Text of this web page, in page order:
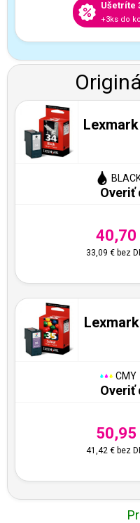
Ušetríte
+3ks do
Overiť
40,70
33,09 € bez
CMY
Overiť
50,95
41,42 € bez